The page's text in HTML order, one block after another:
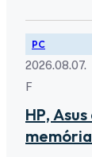
PC
2026.08.07.
F
HP,